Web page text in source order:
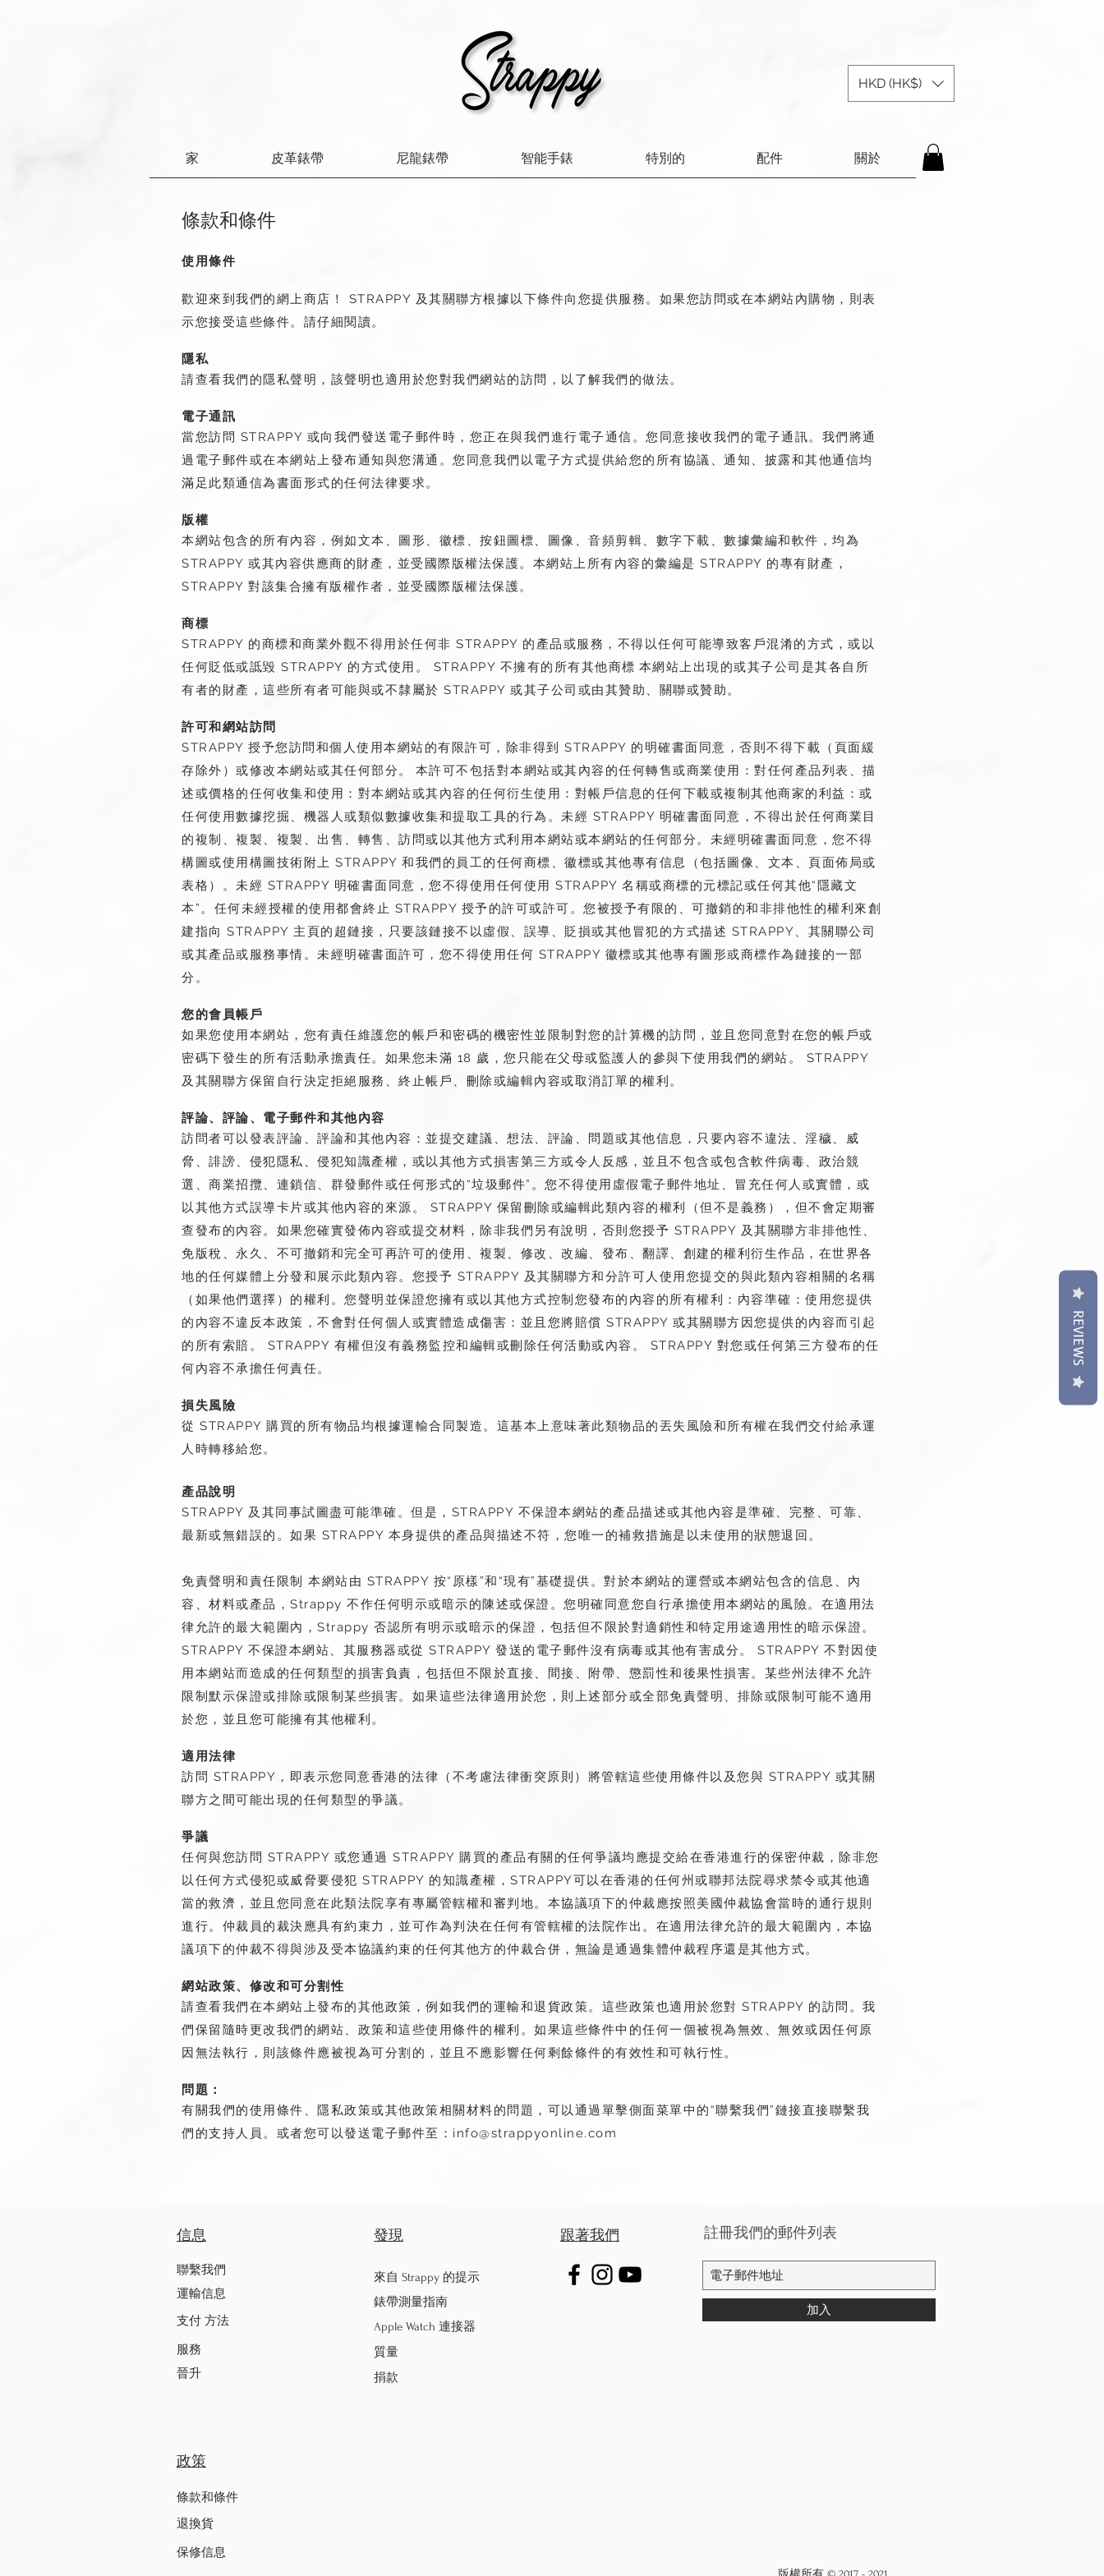
HKD (HK$)
家 皮革錶帶 尼龍錶帶 智能手錶 特別的 配件 關於
條款和條件
使用條件
歡迎來到我們的網上商店！ STRAPPY 及其關聯方根據以下條件向您提供服務。如果您訪問或在本網站內購物，則表
示您接受這些條件。請仔細閱讀。
隱私
請查看我們的隱私聲明，該聲明也適用於您對我們網站的訪問，以了解我們的做法。
電子通訊
當您訪問 STRAPPY 或向我們發送電子郵件時，您正在與我們進行電子通信。您同意接收我們的電子通訊。我們將通
過電子郵件或在本網站上發布通知與您溝通。您同意我們以電子方式提供給您的所有協議、通知、披露和其他通信均
滿足此類通信為書面形式的任何法律要求。
版權
本網站包含的所有內容，例如文本、圖形、徽標、按鈕圖標、圖像、音頻剪輯、數字下載、數據彙編和軟件，均為
STRAPPY 或其內容供應商的財產，並受國際版權法保護。本網站上所有內容的彙編是 STRAPPY 的專有財產，
STRAPPY 對該集合擁有版權作者，並受國際版權法保護。
商標
STRAPPY 的商標和商業外觀不得用於任何非 STRAPPY 的產品或服務，不得以任何可能導致客戶混淆的方式，或以
任何貶低或詆毀 STRAPPY 的方式使用。 STRAPPY 不擁有的所有其他商標 本網站上出現的或其子公司是其各自所
有者的財產，這些所有者可能與或不隸屬於 STRAPPY 或其子公司或由其贊助、關聯或贊助。
許可和網站訪問
STRAPPY 授予您訪問和個人使用本網站的有限許可，除非得到 STRAPPY 的明確書面同意，否則不得下載（頁面緩
存除外）或修改本網站或其任何部分。
本許可不包括對本網站或其內容的任何轉售或商業使用：對任何產品列表、描
述或價格的任何收集和使用：對本網站或其內容的任何衍生使用：對帳戶信息的任何下載或複制其他商家的利益：或
任何使用數據挖掘、機器人或類似數據收集和提取工具的行為。未經 STRAPPY 明確書面同意，不得出於任何商業目
的複制、複製、複製、出售、轉售、訪問或以其他方式利用本網站或本網站的任何部分。未經明確書面同意，您不得
構圖或使用構圖技術附上 STRAPPY 和我們的員工的任何商標、徽標或其他專有信息（包括圖像、文本、頁面佈局或
表格）。未經 STRAPPY 明確書面同意，您不得使用任何使用 STRAPPY 名稱或商標的元標記或任何其他“隱藏文
本”。任何未經授權的使用都會終止 STRAPPY 授予的許可或許可。您被授予有限的、可撤銷的和非排他性的權利來創
建指向 STRAPPY 主頁的超鏈接，只要該鏈接不以虛假、誤導、貶損或其他冒犯的方式描述 STRAPPY、其關聯公司
或其產品或服務事情。未經明確書面許可，您不得使用任何 STRAPPY 徽標或其他專有圖形或商標作為鏈接的一部
分。
您的會員帳戶
如果您使用本網站，您有責任維護您的帳戶和密碼的機密性並限制對您的計算機的訪問，並且您同意對在您的帳戶或
密碼下發生的所有活動承擔責任。如果您未滿 18 歲，您只能在父母或監護人的參與下使用我們的網站。 STRAPPY
及其關聯方保留自行決定拒絕服務、終止帳戶、刪除或編輯內容或取消訂單的權利。
評論、評論、電子郵件和其他內容
訪問者可以發表評論、評論和其他內容：並提交建議、想法、評論、問題或其他信息，只要內容不違法、淫穢、威
脅、誹謗、侵犯隱私、侵犯知識產權，或以其他方式損害第三方或令人反感，並且不包含或包含軟件病毒、政治競
選、商業招攬、連鎖信、群發郵件或任何形式的“垃圾郵件”。您不得使用虛假電子郵件地址、冒充任何人或實體，或
以其他方式誤導卡片或其他內容的來源。 STRAPPY 保留刪除或編輯此類內容的權利（但不是義務），但不會定期審
查發布的內容。如果您確實發佈內容或提交材料，除非我們另有說明，否則您授予 STRAPPY 及其關聯方非排他性、
免版稅、永久、不可撤銷和完全可再許可的使用、複製、修改、改編、發布、翻譯、創建的權利衍生作品，在世界各
地的任何媒體上分發和展示此類內容。您授予 STRAPPY 及其關聯方和分許可人使用您提交的與此類內容相關的名稱
（如果他們選擇）的權利。您聲明並保證您擁有或以其他方式控制您發布的內容的所有權利：內容準確：使用您提供
的內容不違反本政策，不會對任何個人或實體造成傷害：並且您將賠償 STRAPPY 或其關聯方因您提供的內容而引起
的所有索賠。 STRAPPY 有權但沒有義務監控和編輯或刪除任何活動或內容。 STRAPPY 對您或任何第三方發布的任
何內容不承擔任何責任。
損失風險
從 STRAPPY 購買的所有物品均根據運輸合同製造。這基本上意味著此類物品的丟失風險和所有權在我們交付給承運
人時轉移給您。
產品說明
STRAPPY 及其同事試圖盡可能準確。但是，STRAPPY 不保證本網站的產品描述或其他內容是準確、完整、可靠、
最新或無錯誤的。如果 STRAPPY 本身提供的產品與描述不符，您唯一的補救措施是以未使用的狀態退回。
免責聲明和責任限制 本網站由 STRAPPY 按“原樣”和“現有”基礎提供。對於本網站的運營或本網站包含的信息、內
容、材料或產品，Strappy 不作任何明示或暗示的陳述或保證。您明確同意您自行承擔使用本網站的風險。在適用法
律允許的最大範圍內，Strappy 否認所有明示或暗示的保證，包括但不限於對適銷性和特定用途適用性的暗示保證。
STRAPPY 不保證本網站、其服務器或從 STRAPPY 發送的電子郵件沒有病毒或其他有害成分。 STRAPPY 不對因使
用本網站而造成的任何類型的損害負責，包括但不限於直接、間接、附帶、懲罰性和後果性損害。某些州法律不允許
限制默示保證或排除或限制某些損害。如果這些法律適用於您，則上述部分或全部免責聲明、排除或限制可能不適用
於您，並且您可能擁有其他權利。
適用法律
訪問 STRAPPY，即表示您同意香港的法律（不考慮法律衝突原則）將管轄這些使用條件以及您與 STRAPPY 或其關
聯方之間可能出現的任何類型的爭議。
爭議
任何與您訪問 STRAPPY 或您通過 STRAPPY 購買的產品有關的任何爭議均應提交給在香港進行的保密仲裁，除非您
以任何方式侵犯或威脅要侵犯 STRAPPY 的知識產權，STRAPPY可以在香港的任何州或聯邦法院尋求禁令或其他適
當的救濟，並且您同意在此類法院享有專屬管轄權和審判地。本協議項下的仲裁應按照美國仲裁協會當時的通行規則
進行。仲裁員的裁決應具有約束力，並可作為判決在任何有管轄權的法院作出。在適用法律允許的最大範圍內，本協
議項下的仲裁不得與涉及受本協議約束的任何其他方的仲裁合併，無論是通過集體仲裁程序還是其他方式。
網站政策、修改和可分割性
請查看我們在本網站上發布的其他政策，例如我們的運輸和退貨政策。這些政策也適用於您對 STRAPPY 的訪問。我
們保留隨時更改我們的網站、政策和這些使用條件的權利。如果這些條件中的任何一個被視為無效、無效或因任何原
因無法執行，則該條件應被視為可分割的，並且不應影響任何剩餘條件的有效性和可執行性。
問題：
有關我們的使用條件、隱私政策或其他政策相關材料的問題，可以通過單擊側面菜單中的“聯繫我們”鏈接直接聯繫我
們的支持人員。或者您可以發送電子郵件至： info@strappyonline.com
信息
聯繫我們
運輸信息
支付 方法
服務
晉升
發現
來自 Strappy 的提示
錶帶測量指南
Apple Watch 連接器
質量
捐款
跟著我們 註冊我們的郵件列表
加入
政策
條款和條件
退換貨
保修信息
REVIEWS